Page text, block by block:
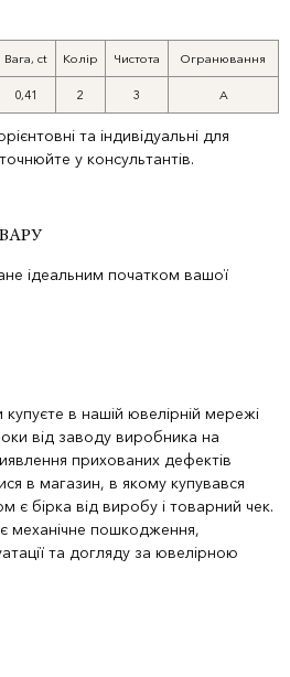
Вага, ct Колір Чистота Огранювання
0,41 2 3 А
та індивідуальні для
у консультантів.
ідеальним початком вашої
в нашій ювелірній мережі
від заводу виробника на
прихованих дефектів
в магазин, в якому купувався
є бірка від виробу і товарний чек.
механічне пошкодження,
та догляду за ювелірною